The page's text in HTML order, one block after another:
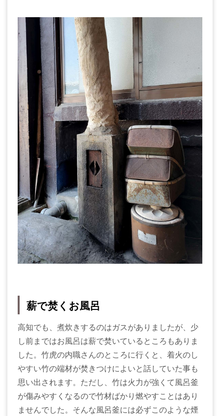
薪で焚くお風呂
高知でも、煮炊きするのはガスがありましたが、少
し前まではお風呂は薪で焚いているところもありま
した。竹虎の内職さんのところに行くと、着火のし
やすい竹の端材が焚きつけによいと話していた事も
思い出されます。ただし、竹は火力が強くて風呂釜
が傷みやすくなるので竹材ばかり燃やすことはあり
ませんでした。そんな風呂釜には必ずこのような煙